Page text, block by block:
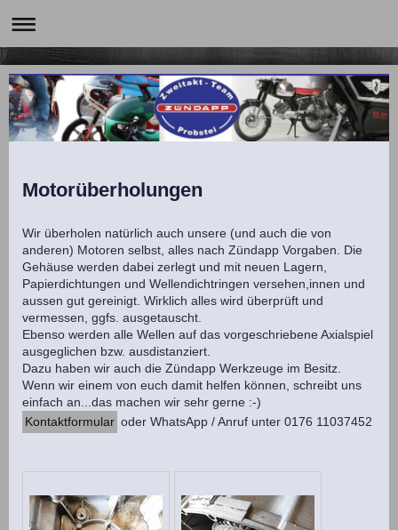
Motorüberholungen
Wir überholen natürlich auch unsere (und auch die von
anderen) Motoren selbst, alles nach Zündapp Vorgaben. Die
Gehäuse werden dabei zerlegt und mit neuen Lagern,
Papierdichtungen und Wellendichtringen versehen,innen und
aussen gut gereinigt. Wirklich alles wird überprüft und
vermessen, ggfs. ausgetauscht.
Ebenso werden alle Wellen auf das vorgeschriebene Axialspiel
ausgeglichen bzw. ausdistanziert.
Dazu haben wir auch die Zündapp Werkzeuge im Besitz.
Wenn wir einem von euch damit helfen können, schreibt uns
einfach an...das machen wir sehr gerne :-)
Kontaktformular oder WhatsApp / Anruf unter 0176 11037452